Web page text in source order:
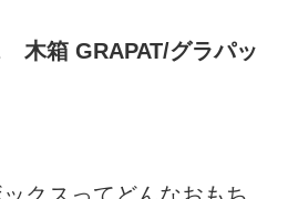
木箱 GRAPAT/グラパッ